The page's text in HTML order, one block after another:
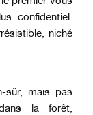
confidentiel.
niché
sûr, mais pas
la forêt,